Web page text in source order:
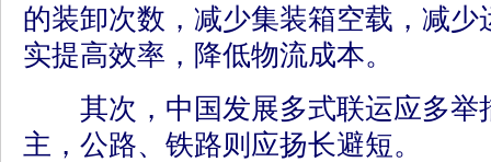
的装卸次数，减少集装箱空载，减
实提高效率，降低物流成本。
其次，中国发展多式联运应多举
主，公路、铁路则应扬长避短。